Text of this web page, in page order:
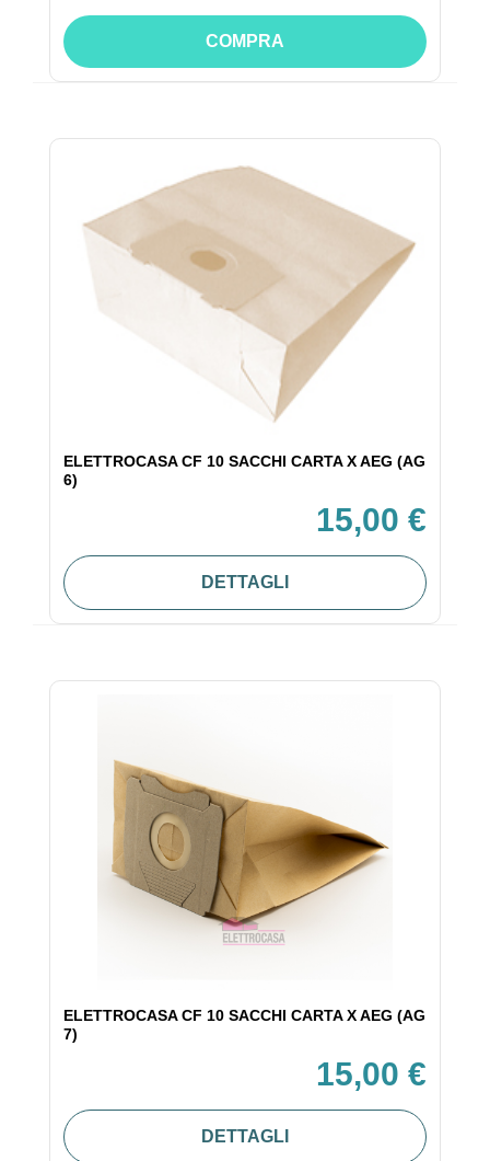
COMPRA
ELETTROCASA CF 10 SACCHI CARTA X AEG (AG
6)
15,00 €
DETTAGLI
ELETTROCASA CF 10 SACCHI CARTA X AEG (AG
7)
15,00 €
DETTAGLI